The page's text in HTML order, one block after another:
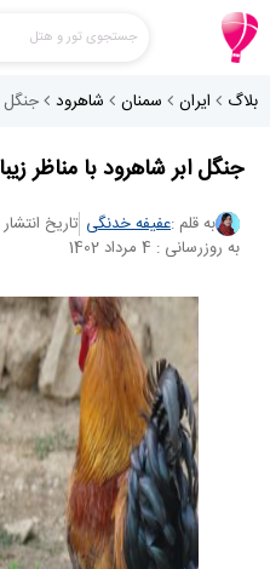
جستجوی تور و هتل
بلاگ ایران سمنان شاهرود جنگل
جنگل ابر شاهرود با مناظر
به قلم :عفیفه خدنگی تاریخ انتشار : 3 آذر
به روزرسانی : 4 مرداد 1402